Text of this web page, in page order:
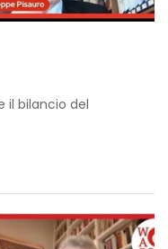
il bilancio del